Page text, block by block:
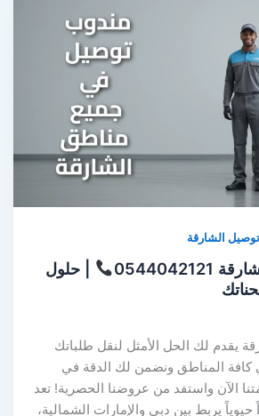
الشارقة
| حلول
يقدم لك الحل الأمثل لنقل طلباتك
المناطق ونضمن لك الدقة في
الآن واستفد من عروضنا الحصرية! تعد
حيوياً يربط بين دبي والإمارات الشمالية،